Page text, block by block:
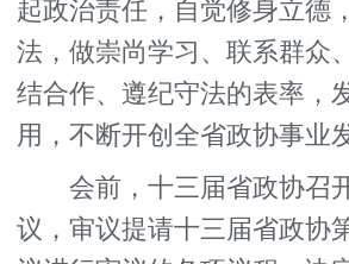
起政治责任，自觉修身立德
法，做崇尚学习、联系群众
结合作、遵纪守法的表率，
用，不断开创全省政协事业
会前，十三届省政协召
议，审议提请十三届省政协